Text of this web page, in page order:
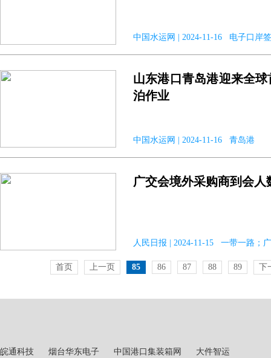
中国水运网 | 2024-11-16 电子口岸
山东港口青岛港迎来全
泊作业
中国水运网 | 2024-11-16 青岛港
广交会境外采购商到会人
人民日报 | 2024-11-15 一带一路；
首页 上一页 85 86 87 88 89 下
皖通科技 烟台华东电子 中国港口集装箱网
大件智运